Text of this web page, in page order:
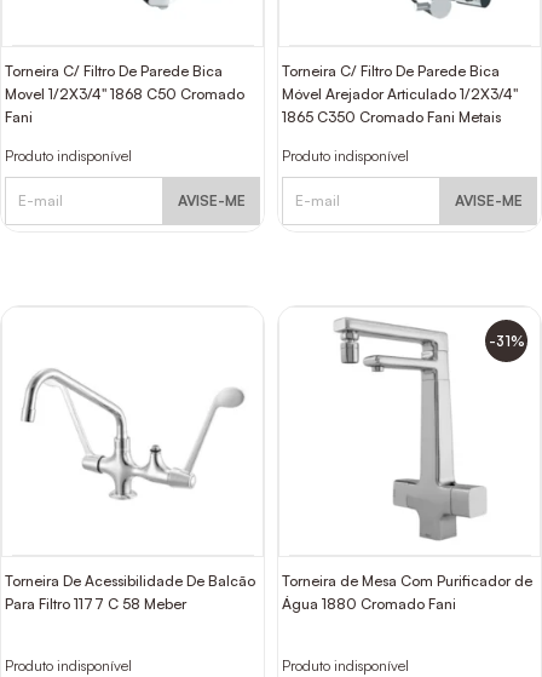
Torneira C/ Filtro De Parede Bica
Movel 1/2X3/4" 1868 C50 Cromado
Fani
Produto indisponível
AVISE-ME
Torneira C/ Filtro De Parede Bica
Móvel Arejador Articulado 1/2X3/4"
1865 C350 Cromado Fani Metais
Produto indisponível
AVISE-ME
Torneira De Acessibilidade De Balcão
Para Filtro 1177 C 58 Meber
Produto indisponível
-31%
Torneira de Mesa Com Purificador de
Água 1880 Cromado Fani
Produto indisponível